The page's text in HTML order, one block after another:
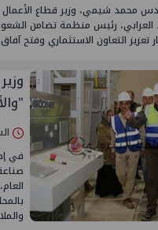
محمد شيمي، وزير قطاع الأعمال
رئيس منظمة تضامن
التعاون الاستثماري وفتح
السبت
في